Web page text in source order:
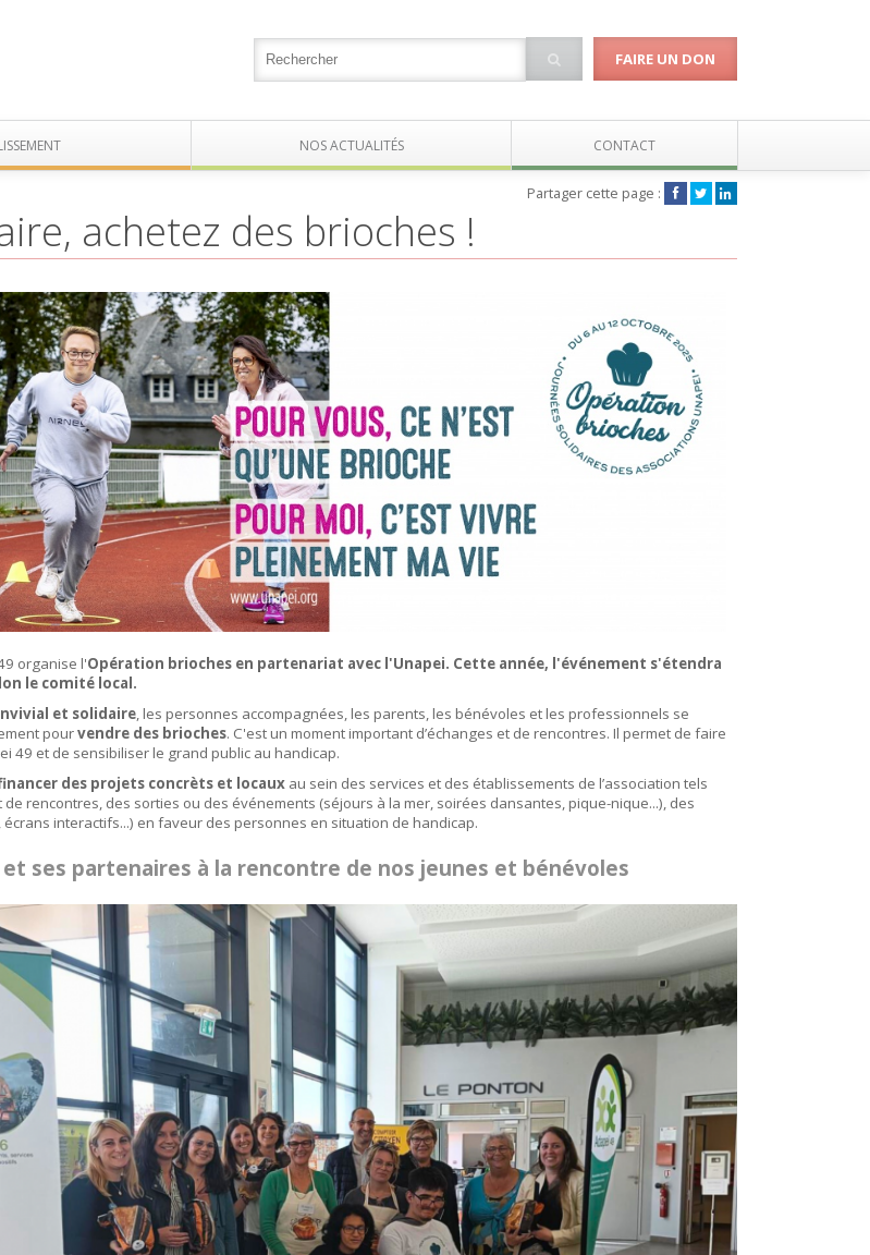
FAIRE UN DON
NOS ACTUALITÉS CONTACT
Partager cette page :
achetez des brioches !
organise l'Opération brioches en partenariat avec l'Unapei. Cette année, l'événement s'étendra
le comité local.
et solidaire , les personnes accompagnées, les parents, les bénévoles et les professionnels se
pourvendre des brioches. C'est un moment important d’échanges et de rencontres. Il permet de faire
49 et de sensibiliser le grand public au handicap.
des projets concrèts et locaux au sein des services et des établissements de l’association tels
rencontres, des sorties ou des événements (séjours à la mer, soirées dansantes, pique-nique...), des
interactifs...) en faveur des personnes en situation de handicap.
et ses partenaires à la rencontre de nos jeunes et bénévoles